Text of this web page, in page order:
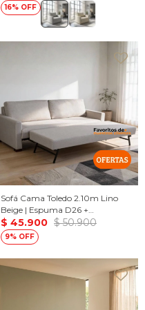
16
Sofá Cama Toledo 2.10m Lino
Beige | Espuma D26 +
Eucaliptus | Cama Auxiliar
Incluida
$ 45.900 $ 50.900
9